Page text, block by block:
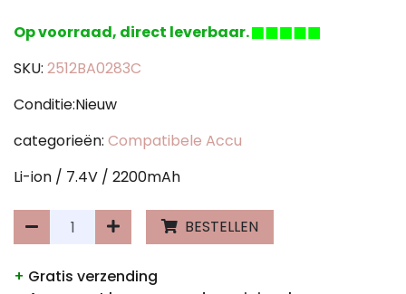
Op voorraad, direct leverbaar.
SKU: 2512BA0283C
Conditie:Nieuw
categorieën: Compatibele Accu
Li-ion / 7.4V / 2200mAh
BESTELLEN
+ Gratis verzending